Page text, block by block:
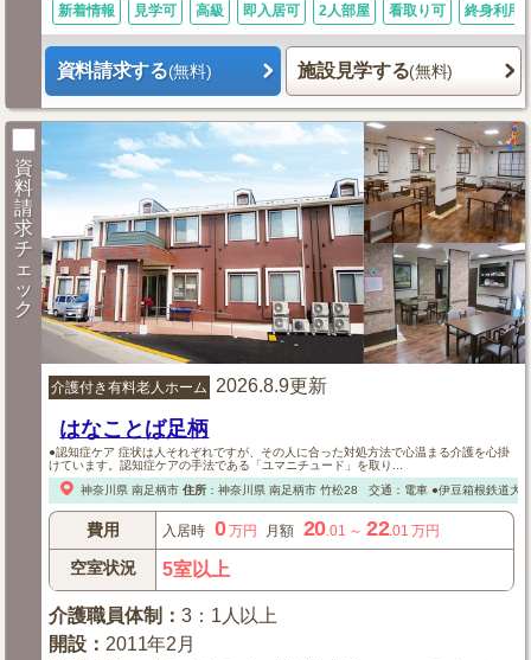
新着情報 見学可 高級 即入居可 2人部屋 看取り可 終身利用
資料請求する(無料) 施設見学する(無料)
資
料
請
求
チ
ェ
ッ
ク
介護付き有料老人ホーム 2026.8.9更新
はなことば足柄
●認知症ケア 症状は人それぞれですが、その人に合った対処方法で心温まる介護を心掛
けています。認知症ケアの手法である「ユマニチュード」を取り...
神奈川県 南足柄市 住所： 神奈川県 南足柄市竹松28 交通：電車●伊豆箱根鉄道大
費用 入居時 0万円 月額 20.01 ～ 22.01 万円
空室状況 5室以上
介護職員体制 ：3：1人以上
開設 ： 2011年2月